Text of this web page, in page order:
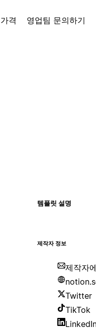
가격 영업팀 문의하기
템플릿 설명
제작자 정보
제작자
Twitter
TikTok